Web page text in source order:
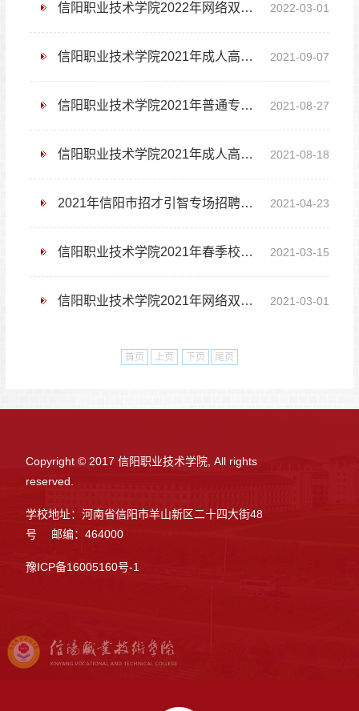
信阳职业技术学院2022年网络双选会计划和邀请函 2022-03-01
信阳职业技术学院2021年成人高校招生考试报考须知 2021-09-07
信阳职业技术学院2021年普通专科录取查询 2021-08-27
信阳职业技术学院2021年成人高等教育招生简章 2021-08-18
2021年信阳市招才引智专场招聘会暨2021年信阳职业技术学院春季校园双选会告知书 2021-04-23
信阳职业技术学院2021年春季校园双选会邀请函 2021-03-15
信阳职业技术学院2021年网络双选会计划和邀请函 2021-03-01
首页 上页 下页 尾页
Copyright © 2017 信阳职业技术学院, All rights
reserved.
学校地址：河南省信阳市羊山新区二十四大街48
号 邮编：464000
豫ICP备16005160号-1